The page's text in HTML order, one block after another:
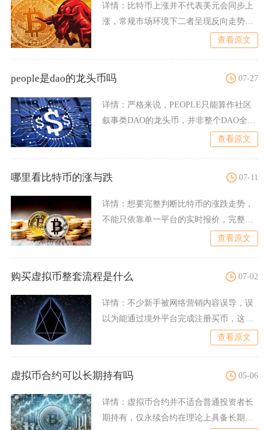
详情： 比特币上涨并不代表美元会同步上
涨，常规市场环境下二者呈现反向走势，
查看原文
people是dao的龙头币吗 07-27
详情： 严格来说，PEOPLE只能算作社区
叙事类DAO的龙头币，并非整个DAO全赛
查看原文
哪里看比特币的涨与跌 07-11
详情： 想要完整判断比特币的涨跌走势，
不能只依靠单一平台的实时报价，完整的
查看原文
购买虚拟币整套流程是什么 07-02
详情： 不少新手被网络营销内容误导，误
以为能通过境外平台完成注册买币，这类
查看原文
虚拟币合约可以长期持有吗 05-06
详情： 虚拟币合约并不适合普通投资者长
期持有，仅永续合约在理论上具备长期持